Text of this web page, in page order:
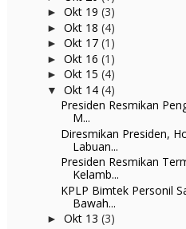
► Okt 19 (3)
► Okt 18 (4)
► Okt 17 (1)
► Okt 16 (1)
► Okt 15 (4)
▼ Okt 14 (4)
Presiden Resmikan
M...
Diresmikan Presiden,
Labuan...
Presiden Resmikan
Kelamb...
KPLP Bimtek Personil
Bawah...
► Okt 13 (3)